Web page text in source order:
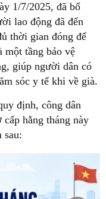
1/7/2025, đã bổ
lao động đã đến
thời gian đóng để
tầng bảo vệ
giúp người dân có
sóc y tế khi về già.
định, công dân
hằng tháng này
sau: